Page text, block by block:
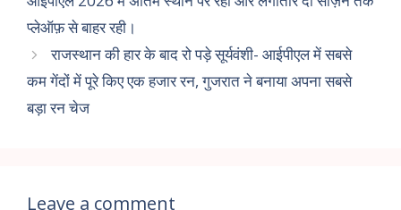
प्लेऑफ़ से बाहर रही।
राजस्थान की हार के बाद रो पड़े सूर्यवंशी- आईपीएल में सबसे
कम गेंदों में पूरे किए एक हजार रन, गुजरात ने बनाया अपना सबसे
बड़ा रन चेज
Leave a comment